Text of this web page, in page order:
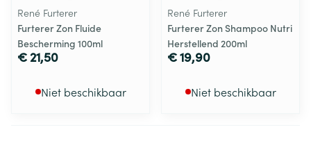
René Furterer
Furterer Zon Fluide
Bescherming 100ml
€ 21,50
Niet beschikbaar
René Furterer
Furterer Zon Shampoo Nutri
Herstellend 200ml
€ 19,90
Niet beschikbaar